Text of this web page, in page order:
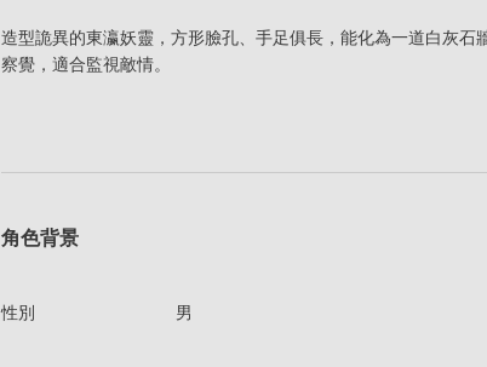
造型詭異的東瀛妖靈，方形臉孔、手足俱長，能化為一道白灰
察覺，適合監視敵情。
角色背景
性別 男